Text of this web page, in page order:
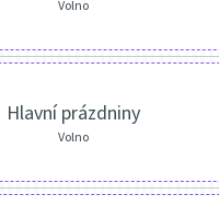
Volno
Hlavní prázdniny
Volno